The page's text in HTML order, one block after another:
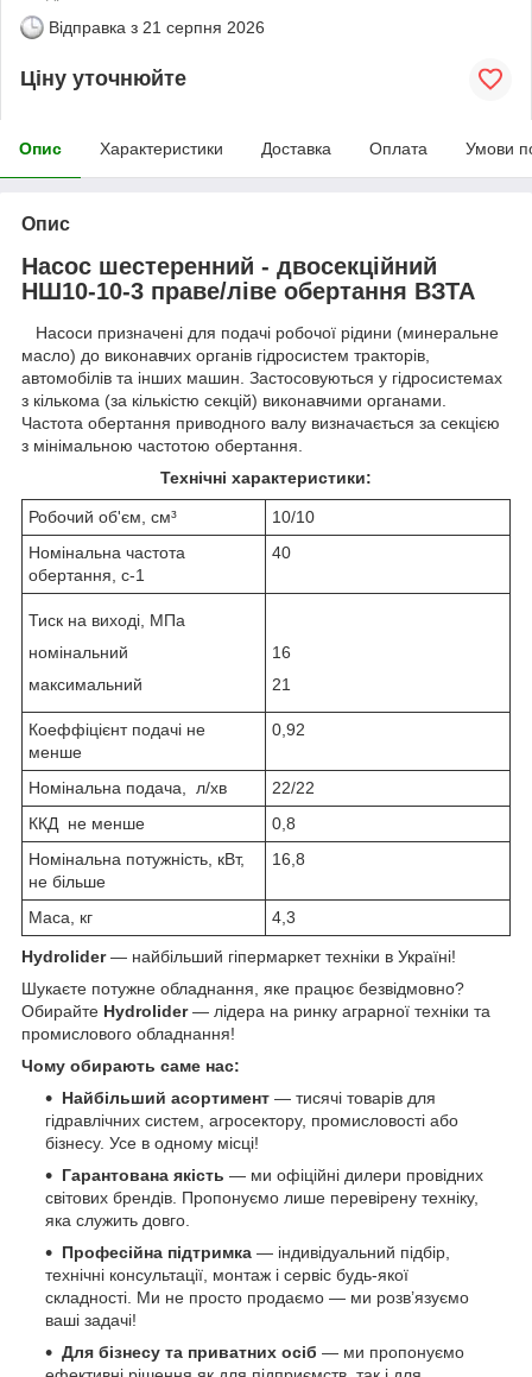
Відправка з 21 серпня 2026
Ціну уточнюйте
Опис Характеристики Доставка Оплата Умови
Опис
Насос шестеренний - двосекційний
НШ10-10-3 праве/ліве обертання ВЗТА
Насоси призначені для подачі робочої рідини (минеральне
масло) до виконавчих органів гідросистем тракторів,
автомобілів та інших машин. Застосовуються у гідросистемах
з кількома (за кількістю секцій) виконавчими органами.
Частота обертання приводного валу визначається за секцією
з мінімальною частотою обертання.
Технічні характеристики:
Робочий об'єм, см³
10/10
Номінальна частота
обертання, с-1
40
Тиск на виході, МПа
номінальний
максимальний
16
21
Коеффіцієнт подачі не
менше
0,92
Номінальна подача, л/хв
22/22
ККД не менше
0,8
Номінальна потужність, кВт,
не більше
16,8
Маса, кг 4,3
Hydrolider— найбільший гіпермаркет техніки в Україні!
Шукаєте потужне обладнання, яке працює безвідмовно?
Обирайте Hydrolider— лідера на ринку аграрної техніки та
промислового обладнання!
Чому обирають саме нас:
Найбільший асортимент — тисячі товарів для
гідравлічних систем, агросектору, промисловості або
бізнесу. Усе в одному місці!
Гарантована якість — ми офіційні дилери провідних
світових брендів. Пропонуємо лише перевірену техніку,
яка служить довго.
Професійна підтримка — індивідуальний підбір,
технічні консультації, монтаж і сервіс будь-якої
складності. Ми не просто продаємо — ми розв’язуємо
ваші задачі!
Для бізнесу та приватних осіб — ми пропонуємо